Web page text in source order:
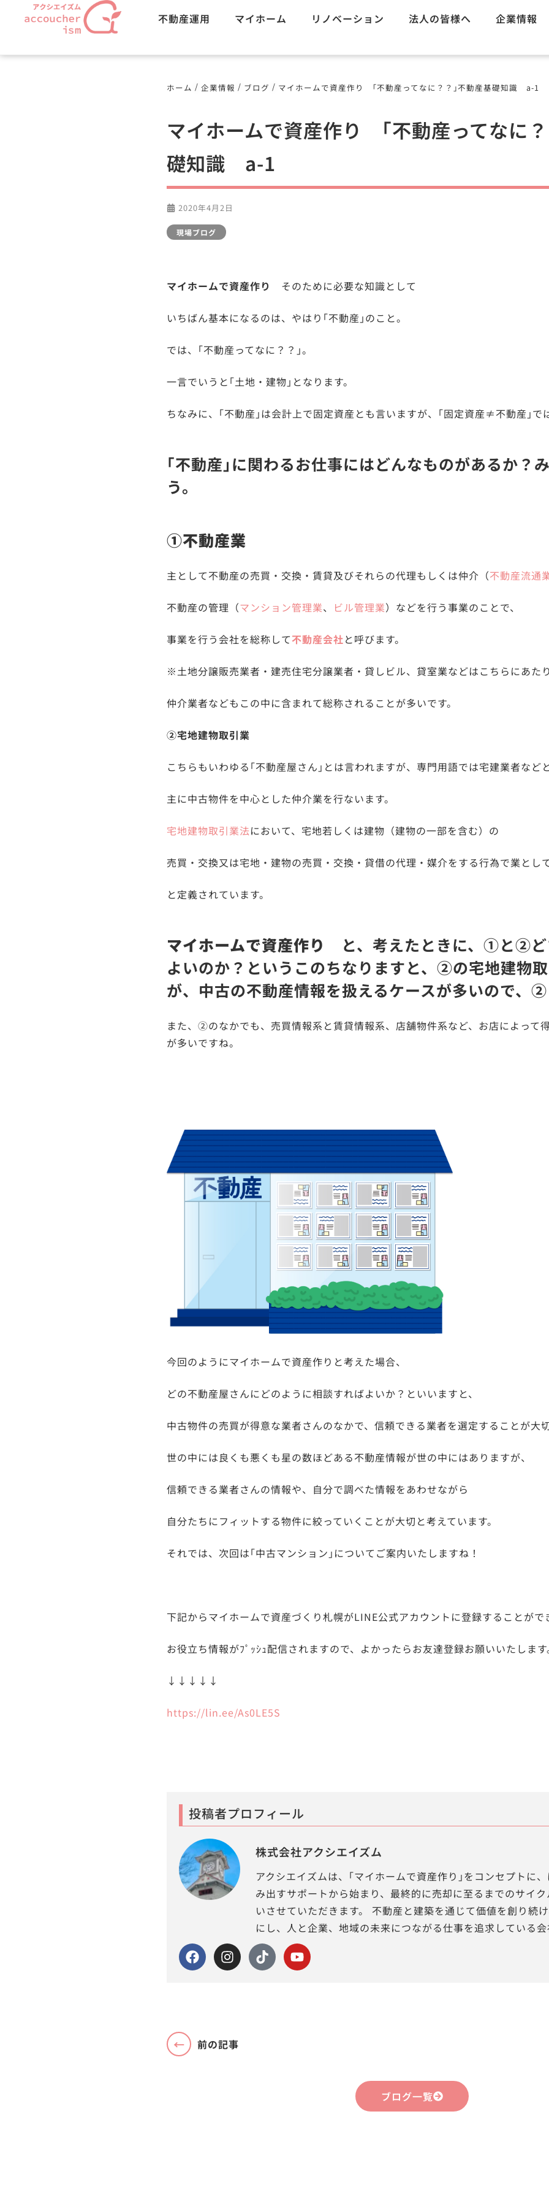
不動産運用 マイホーム リノベーション 法人の皆様へ 企業情報
ホーム / 企業情報 / ブログ / マイホームで資産作り ｢不動産ってなに？？｣不動産基礎知識 a-1
マイホームで資産作り ｢不動産ってなに
礎知識 a-1
2020年4月2日
現場ブログ
マイホームで資産作り そのために必要な知識として
いちばん基本になるのは、やはり｢不動産｣のこと。
では、｢不動産ってなに？？｣。
一言でいうと｢土地・建物｣となります。
ちなみに、｢不動産｣は会計上で固定資産とも言いますが、｢固定資産≠不動産｣で
｢不動産｣に関わるお仕事にはどんなものがあるか？
う。
①不動産業
主として不動産の売買・交換・賃貸及びそれらの代理もしくは仲介（不動産流通
不動産の管理（マンション管理業、 ビル管理業）などを行う事業のことで、
事業を行う会社を総称して不動産会社と呼びます。
※土地分譲販売業者・建売住宅分譲業者・貸しビル、貸室業などはこちらにあた
仲介業者などもこの中に含まれて総称されることが多いです。
②宅地建物取引業
こちらもいわゆる｢不動産屋さん｣とは言われますが、専門用語では宅建業者など
主に中古物件を中心とした仲介業を行ないます。
宅地建物取引業法において、宅地若しくは建物（建物の一部を含む）の
売買・交換又は宅地・建物の売買・交換・貸借の代理・媒介をする行為で業とし
と定義されています。
マイホームで資産作り
と、考えたときに、①と②
よいのか？というこのちなりますと、②の宅地建物
が、中古の不動産情報を扱えるケースが多いので、②
また、②のなかでも、売買情報系と賃貸情報系、店舗物件系など、お店によって
が多いですね。
今回のようにマイホームで資産作りと考えた場合、
どの不動産屋さんにどのように相談すればよいか？といいますと、
中古物件の売買が得意な業者さんのなかで、信頼できる業者を選定することが大切
世の中には良くも悪くも星の数ほどある不動産情報が世の中にはありますが、
信頼できる業者さんの情報や、自分で調べた情報をあわせながら
自分たちにフィットする物件に絞っていくことが大切と考えています。
それでは、次回は｢中古マンション｣についてご案内いたしますね！
下記からマイホームで資産づくり札幌がLINE公式アカウントに登録することがで
お役立ち情報がﾌﾟｯｼｭ配信されますので、よかったらお友達登録お願いいたします
↓↓↓↓↓
https://lin.ee/As0LE5S
投稿者プロフィール
株式会社アクシエイズム
アクシエイズムは、｢マイホームで資産作り｣をコンセプトに
み出すサポートから始まり、最終的に売却に至るまでのサイ
いさせていただきます。 不動産と建築を通じて価値を創り続
にし、人と企業、地域の未来につながる仕事を追求している会
前の記事
ブログ一覧